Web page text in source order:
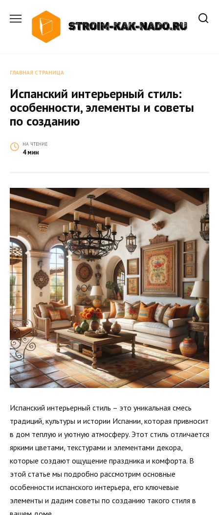
содержанию
ГЛАВНАЯ СТРАНИЦА
Испанский интерьерный стиль:
особенности, элементы и советы
по созданию
НА ЧТЕНИЕ
4 мин
Испанский интерьерный стиль – это уникальная смесь
традиций, культуры и истории Испании, которая привносит
в дом теплую и уютную атмосферу. Этот стиль отличается
яркими цветами, текстурами и элементами декора,
которые создают ощущение праздника и комфорта. В
этой статье мы подробно рассмотрим основные
особенности испанского интерьера, его ключевые
элементы и дадим советы по созданию такого стиля в